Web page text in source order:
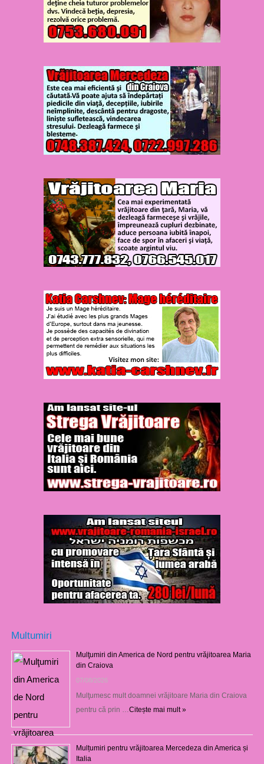
Multumiri
Mulţumiri din America de Nord pentru vrăjitoarea Maria
din Craiova
07/08/2026
Mulţumesc mult doamnei vrăjitoare Maria din Craiova
pentru că prin …Citește mai mult »
Mulțumiri pentru vrăjitoarea Mercedeza din America și
Italia